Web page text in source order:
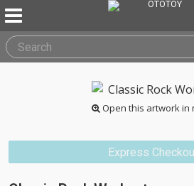
Open this artwork in
Express